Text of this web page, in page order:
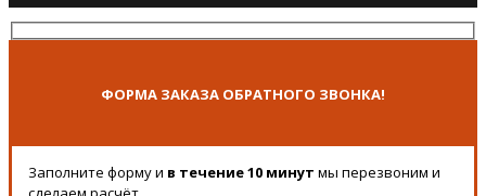
ФОРМА ЗАКАЗА ОБРАТНОГО ЗВОНКА!
Заполните форму и в течение 10 минут мы перезвоним и